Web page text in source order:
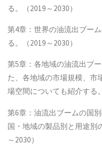
る。（2019～2030）
第4章：世界の油流出ブー
る。（2019～2030）
第5章：各地域の油流出ブ
た、各地域の市場規模、市
場空間についても紹介する
第6章：油流出ブームの国
国・地域の製品別と用途別
～2030）